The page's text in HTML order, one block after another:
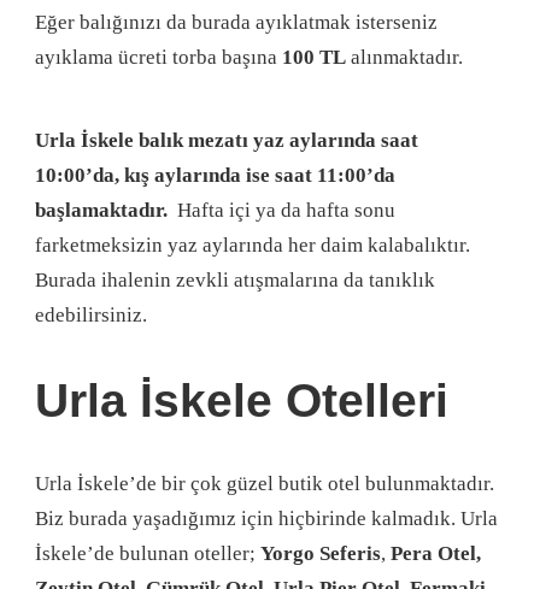
Eğer balığınızı da burada ayıklatmak isterseniz
ayıklama ücreti torba başına 100 TL alınmaktadır.
Urla İskele balık mezatı yaz aylarında saat
10:00’da, kış aylarında ise saat 11:00’da
başlamaktadır. Hafta içi ya da hafta sonu
farketmeksizin yaz aylarında her daim kalabalıktır.
Burada ihalenin zevkli atışmalarına da tanıklık
edebilirsiniz.
Urla İskele Otelleri
Urla İskele’de bir çok güzel butik otel bulunmaktadır.
Biz burada yaşadığımız için hiçbirinde kalmadık. Urla
İskele’de bulunan oteller; Yorgo Seferis, Pera Otel,